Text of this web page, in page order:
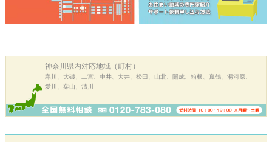
神奈川県内対応地域（町村）
寒川、大磯、二宮、中井、大井、松田、山北、開成、箱根、真鶴、湯河原、
愛川、葉山、清川